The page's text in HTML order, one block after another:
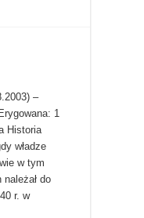
–
1
Historia
władze
w tym
do
r. w